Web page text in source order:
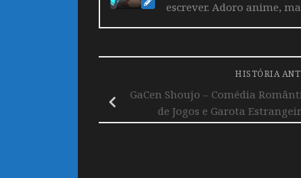
escrever. Adoro anime,
HISTÓRIA
GaCen Shoujo – Comédia
de Jogos e Garota